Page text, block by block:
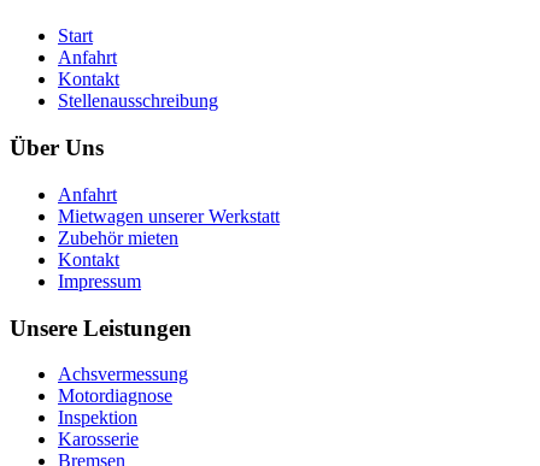
Start
Anfahrt
Kontakt
Stellenausschreibung
Über Uns
Anfahrt
Mietwagen unserer Werkstatt
Zubehör mieten
Kontakt
Impressum
Unsere Leistungen
Achsvermessung
Motordiagnose
Inspektion
Karosserie
Bremsen